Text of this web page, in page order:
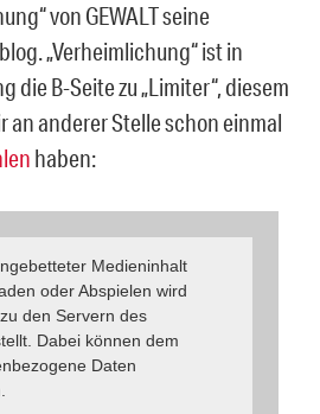
von GEWALT seine
„Verheimlichung“ ist in
die B-Seite zu „Limiter“, diesem
an anderer Stelle schon einmal
haben:
Medieninhalt
oder Abspielen wird
den Servern des
Dabei können dem
Daten